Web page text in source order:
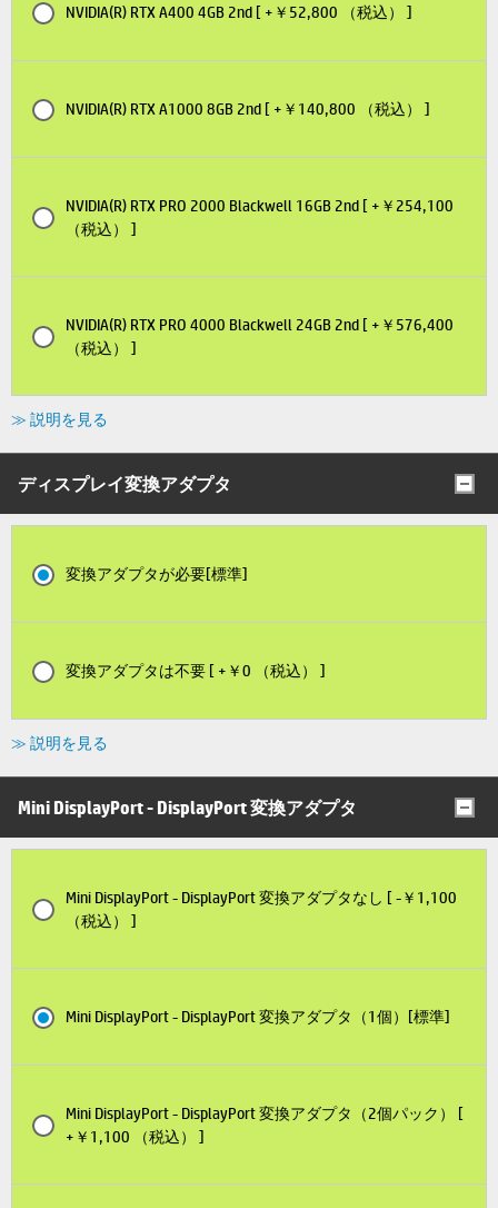
NVIDIA(R) RTX A400 4GB 2nd [ +￥52,800 （税込） ]
NVIDIA(R) RTX A1000 8GB 2nd [ +￥140,800 （税込） ]
NVIDIA(R) RTX PRO 2000 Blackwell 16GB 2nd [ +￥254,100
（税込） ]
NVIDIA(R) RTX PRO 4000 Blackwell 24GB 2nd [ +￥576,400
（税込） ]
≫ 説明を見る
ディスプレイ変換アダプタ
変換アダプタが必要[標準]
変換アダプタは不要 [ +￥0 （税込） ]
≫ 説明を見る
Mini DisplayPort - DisplayPort 変換アダプタ
Mini DisplayPort - DisplayPort 変換アダプタなし [ -￥1,100
（税込） ]
Mini DisplayPort - DisplayPort 変換アダプタ（1個）[標準]
Mini DisplayPort - DisplayPort 変換アダプタ（2個パック） [
+￥1,100 （税込） ]